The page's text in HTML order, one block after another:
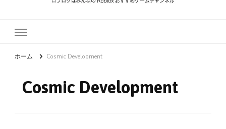
ホーム Cosmic Development
Cosmic Development